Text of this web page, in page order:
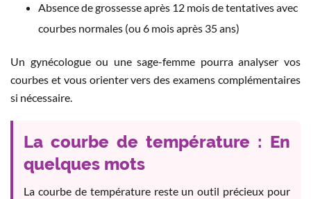
Absence de grossesse après 12 mois de tentatives avec
courbes normales (ou 6 mois après 35 ans)
Un gynécologue ou une sage-femme pourra analyser vos
courbes et vous orienter vers des examens complémentaires
si nécessaire.
La courbe de température : En
quelques mots
La courbe de température reste un outil précieux pour